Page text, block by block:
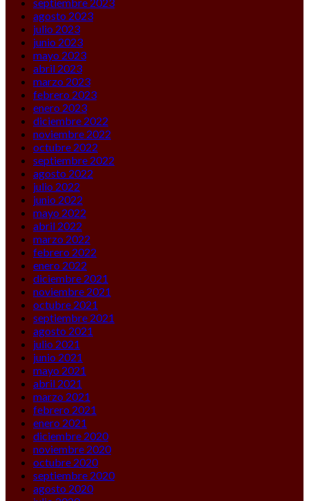
agosto 2023
julio 2023
junio 2023
mayo 2023
abril 2023
marzo 2023
febrero 2023
enero 2023
diciembre 2022
noviembre 2022
octubre 2022
septiembre 2022
agosto 2022
julio 2022
junio 2022
mayo 2022
abril 2022
marzo 2022
febrero 2022
enero 2022
diciembre 2021
noviembre 2021
octubre 2021
septiembre 2021
agosto 2021
julio 2021
junio 2021
mayo 2021
abril 2021
marzo 2021
febrero 2021
enero 2021
diciembre 2020
noviembre 2020
octubre 2020
septiembre 2020
agosto 2020